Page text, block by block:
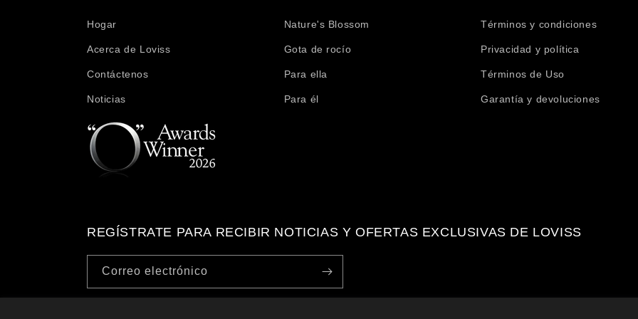
Hogar
Acerca de Loviss
Contáctenos
Noticias
Nature's Blossom
Gota de rocío
Para ella
Para él
Términos y condiciones
Privacidad y política
Términos de Uso
Garantía y devoluciones
REGÍSTRATE PARA RECIBIR NOTICIAS Y OFERTAS EXCLUSIVAS DE LOVISS
Correo electrónico